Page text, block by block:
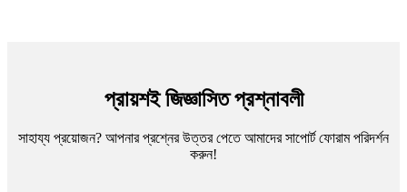
প্রায়শই জিজ্ঞাসিত প্রশ্নাবলী
সাহায্য প্রয়োজন? আপনার প্রশ্নের উত্তর পেতে আমাদের সাপোর্ট ফোরাম পরিদর্শন
করুন!